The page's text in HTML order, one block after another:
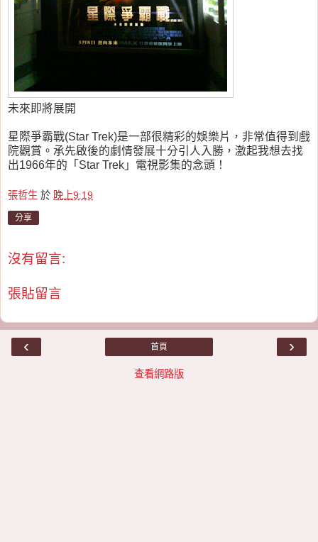
未來即將展開
星際爭霸戰(Star Trek)是一部很精彩的娛樂片，非常值得到戲
院觀賞。承先啟後的劇情發展十分引人入勝，激起我想去找
出1966年的「Star Trek」電視影集的念頭！
張哲生 於 晚上9:19
分享
沒有留言:
張貼留言
‹ ›
首頁
查看網路版